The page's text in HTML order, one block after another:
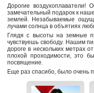
Дорогие
замечательный подарок к
землей. Незабываемые
лучами солнца в объятиях
Глядя с высоты на земные
чувствуешь свободу. Нашим
дороге в нескольких метрах
плохой проходимости, это
посвящение.
Еще раз спасибо, было очень